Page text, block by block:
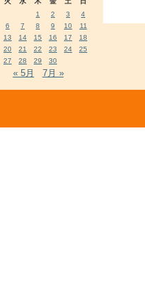
1
2 3
4
6 7 8 9 10
11
13 14 15 16 17
18
20 21 22 23 24
25
27 28 29 30
« 5月 7月 »